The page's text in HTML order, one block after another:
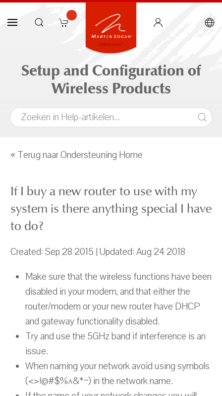
Setup and Configuration of
Wireless Products
« Terug naar Ondersteuning Home
If I buy a new router to use with my
system is there anything special I have
to do?
Created: Sep 28 2015 | Updated: Aug 24 2018
Make sure that the wireless functions have been
disabled in your modem, and that either the
router/modem or your new router have DHCP
and gateway functionality disabled.
Try and use the 5GHz band if interference is an
issue.
When naming your network avoid using symbols
(<>!@#$%^&*~) in the network name.